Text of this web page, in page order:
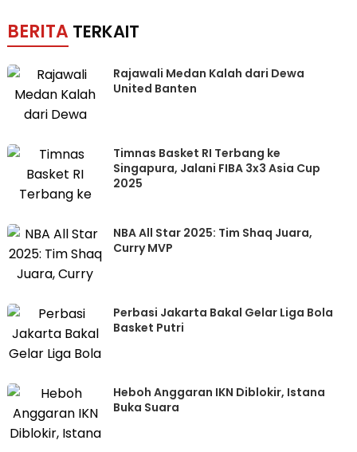
BERITA TERKAIT
Rajawali Medan Kalah dari Dewa
United Banten
Timnas Basket RI Terbang ke
Singapura, Jalani FIBA 3x3 Asia Cup
2025
NBA All Star 2025: Tim Shaq Juara,
Curry MVP
Perbasi Jakarta Bakal Gelar Liga Bola
Basket Putri
Heboh Anggaran IKN Diblokir, Istana
Buka Suara